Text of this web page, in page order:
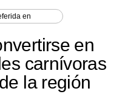
en
en
carnívoras
la región